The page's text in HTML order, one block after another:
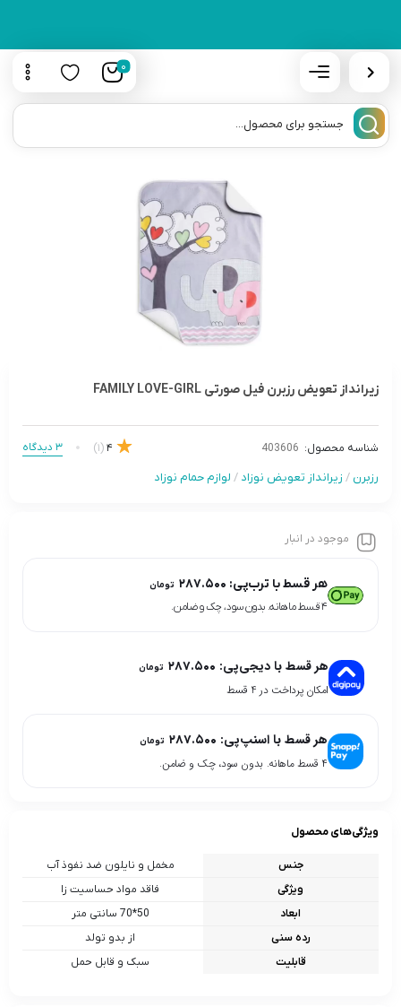
0
زيرانداز تعويض رزبرن فيل صورتى FAMILY LOVE-GIRL
شناسه محصول: 403606
4
(1) 3 دیدگاه
رزبرن / زیرانداز تعویض نوزاد / لوازم حمام نوزاد
موجود در انبار
هر قسط با ترب‌پی: ۲۸۷.۵۰۰ تومان
۴ قسط ماهانه. بدون سود، چک و ضامن.
هر قسط با دیجی‌پی: ۲۸۷.۵۰۰ تومان
امکان پرداخت در 4 قسط
هر قسط با اسنپ‌پی: ۲۸۷.۵۰۰ تومان
۴ قسط ماهانه. بدون سود، چک و ضامن.
ویژگی‌های محصول
جنس
مخمل و نایلون ضد نفوذ آب
ویژگی
فاقد مواد حساسیت زا
ابعاد
50*70 سانتی متر
رده سنی
از بدو تولد
قابلیت
سبک و قابل حمل